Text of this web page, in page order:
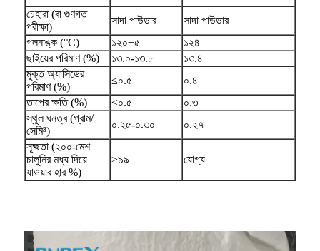
চেহারা (বা গুণগত
পরীক্ষা)
সাদা পাউডার
সাদা পাউডার
গলনাঙ্ক (°C)
১২০±৫
১২৪
ছাইয়ের পরিমাণ (%)
১৩.০-১৩.৮
১৩.৪
মুক্ত অ্যাসিডের
পরিমাণ (%)
≤০.৫
০.৪
তাপের ক্ষতি (%)
≤০.৫
০.৩
স্থূল ঘনত্ব (গ্রাম/
সেমি³)
০.২৫-০.৩০
০.২৭
সূক্ষ্মতা (২০০-মেশ
চালুনির মধ্য দিয়ে
যাওয়ার হার %)
≥৯৯ যোগ্য